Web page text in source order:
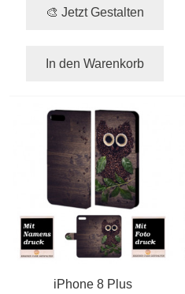
🎨 Jetzt Gestalten
In den Warenkorb
iPhone 8 Plus